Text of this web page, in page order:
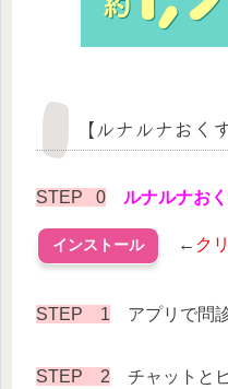
【ルナルナお
STEP 0 ルナルナお
インストール ← ク
STEP 1 アプリで問
STEP 2 チャットと